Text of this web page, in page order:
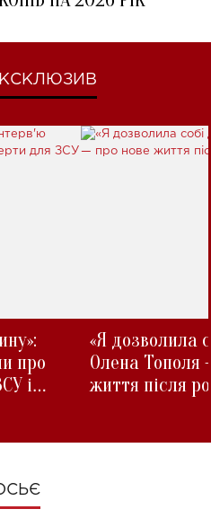
про
і
«Я дозволила
Олена Тополя
життя після